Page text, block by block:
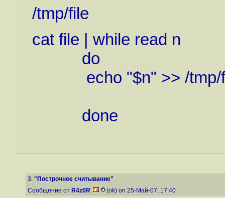
/tmp/file
cat file | while read n
do
echo "$n" >> /tmp/
done
3. "Построчное считывание"
Сообщение от R4z0R (ok) on 25-Май-07, 17:40